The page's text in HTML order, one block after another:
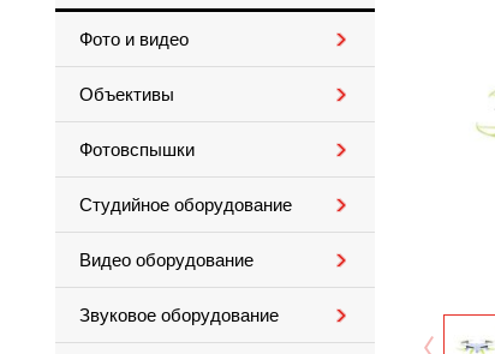
Фото и видео
Объективы
Фотовспышки
Студийное оборудование
Видео оборудование
Звуковое оборудование